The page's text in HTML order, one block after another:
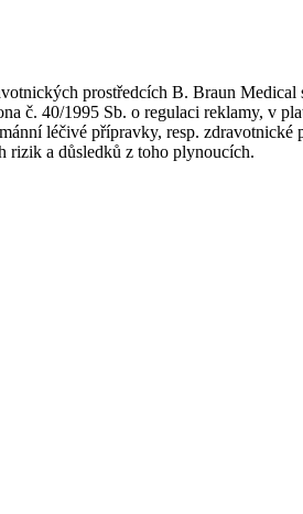
prostředcích B. Braun Medical
č. 40/1995 Sb. o regulaci reklamy, v
léčivé přípravky, resp. zdravotnické
rizik a důsledků z toho plynoucích.